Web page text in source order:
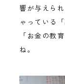
響が与えら
ゃっている
「お金の教
ね。